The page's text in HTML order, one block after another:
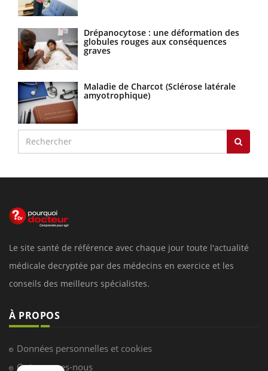
Drépanocytose : une déformation des
globules rouges aux conséquences
graves
Maladie de Charcot (Sclérose latérale
amyotrophique)
Le site santé de référence avec chaque jour toute l'actualité
médicale decryptée par des médecins en exercice et les
conseils des meilleurs spécialistes.
À PROPOS
Données personnelles et cookies
Qui sommes-nous